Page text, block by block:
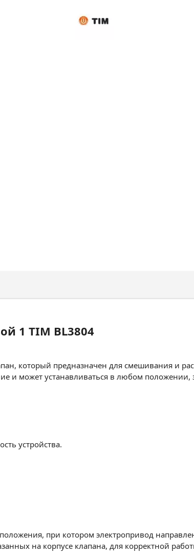
1 TIM BL3804
который предназначен для смешивания и
и может устанавливаться в любом
устройства.
при котором электропривод
на корпусе клапана, для корректной